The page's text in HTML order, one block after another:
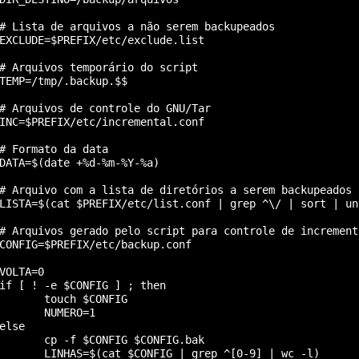
# Lista de arquivos a não serem backupeados
EXCLUDE=$PREFIX/etc/exclude.list
# Arquivos temporário do script
TEMP=/tmp/.backup.$$
# Arquivos de controle do GNU/Tar
INC=$PREFIX/etc/incremental.conf
# Formato da data
DATA=$(date +%d-%m-%Y-%a)
# Arquivo com a lista de diretórios a serem backupeados
LISTA=$(cat $PREFIX/etc/list.conf | grep ^\/ | sort |
# Arquivos gerado pelo script para controle de
CONFIG=$PREFIX/etc/backup.conf
VOLTA=0
if [ ! -e $CONFIG ] ; then
       touch $CONFIG
       NUMERO=1
else
       cp -f $CONFIG $CONFIG.bak
       LINHAS=$(cat $CONFIG | grep ^[0-9] | wc -l)